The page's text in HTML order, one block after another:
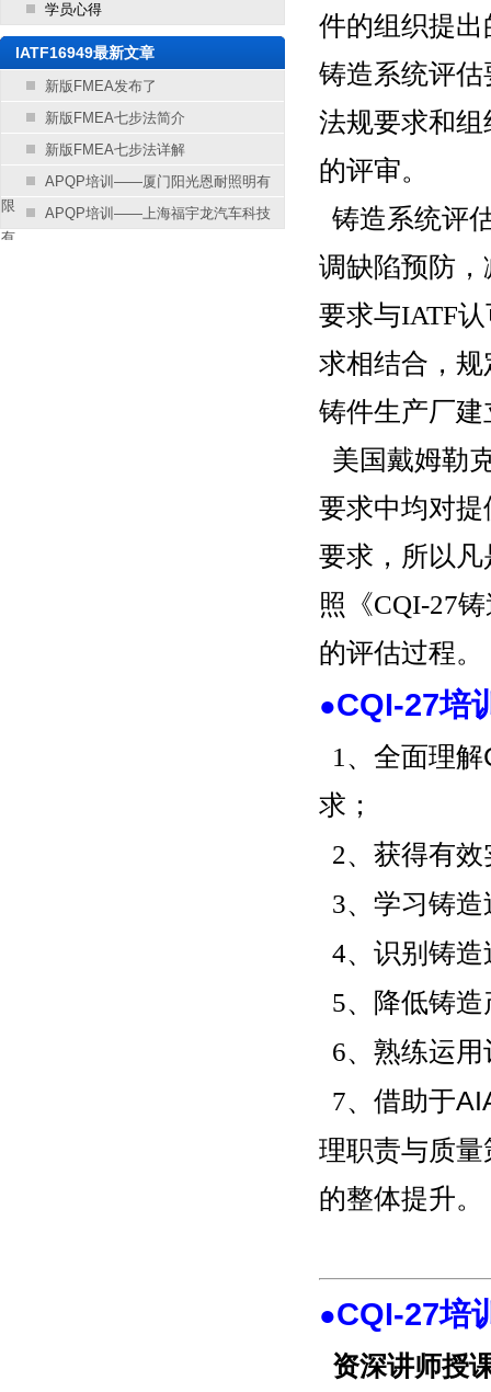
学员心得
IATF16949最新文章
新版FMEA发布了
新版FMEA七步法简介
新版FMEA七步法详解
APQP培训——厦门阳光恩耐照明有
限
APQP培训——上海福宇龙汽车科技
有
件的组织提
铸造系统评
法规要求和
的评审。
铸造系统评
调缺陷预防
要求与IATF
求相结合，
铸件生产厂
美国戴姆勒
要求中均对
要求，所以
照《CQI-27
的评估过程。
●CQI-27培
1、全面理解
求；
2、获得有效
3、学习铸造
4、识别 铸造
5、降低铸造
6、 熟练运
7、 借助于
理职责与质
的整体提升。
●CQI-27培
资深讲师授